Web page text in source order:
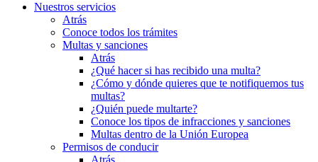
Nuestros servicios
Atrás
Conoce todos los trámites
Multas y sanciones
Atrás
¿Qué hacer si has recibido una multa?
¿Cómo y dónde quieres que te notifiquemos tus
multas?
¿Quién puede multarte?
Conoce los tipos de infracciones y sanciones
Multas dentro de la Unión Europea
Permisos de conducir